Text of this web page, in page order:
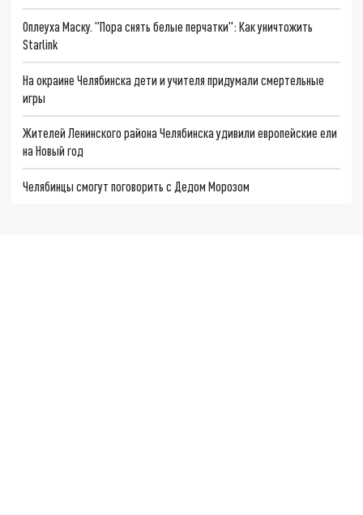
Оплеуха Маску. "Пора снять белые перчатки": Как уничтожить
Starlink
На окраине Челябинска дети и учителя придумали смертельные
игры
Жителей Ленинского района Челябинска удивили европейские ели
на Новый год
Челябинцы смогут поговорить с Дедом Морозом